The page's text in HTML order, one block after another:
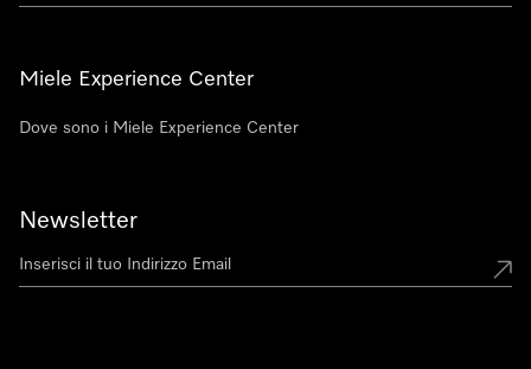
Miele Experience Center
Dove sono i Miele Experience Center
Newsletter